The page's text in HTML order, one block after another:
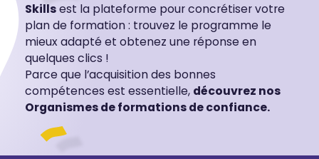
Skillsest la plateforme pour concrétiser votre
plan de formation : trouvez le programme le
mieux adapté et obtenez une réponse en
quelques clics !
Parce que l’acquisition des bonnes
compétences est essentielle, découvrez nos
Organismes de formations de confiance.